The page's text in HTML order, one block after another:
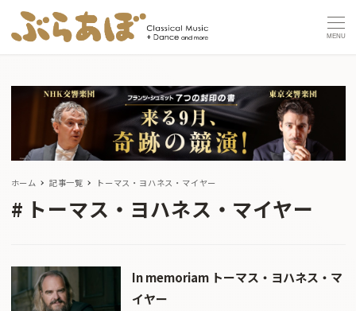
MENU
ホーム 記事一覧 トーマス・ヨハネス・マイヤー
トーマス・ヨハネス・マイヤー
In memoriam トーマス・ヨハネス・マ
イヤー